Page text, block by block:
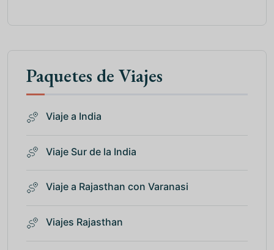
Paquetes de Viajes
Viaje a India
Viaje Sur de la India
Viaje a Rajasthan con Varanasi
Viajes Rajasthan